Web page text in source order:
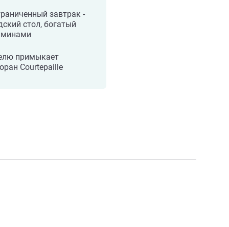
завтрак -
стол, богатый
примыкает
Courtepaille